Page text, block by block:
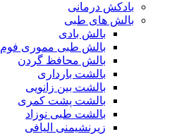
بادکش درمانی
بالش های طبی
بالش بادی
بالش طبی مموری فوم
بالش محافظ گردن
بالشت بارداری
بالشت بین زانویی
بالشت پشت کمری
بالشت طبی نوزاد
زیرنشیمنی الیافی